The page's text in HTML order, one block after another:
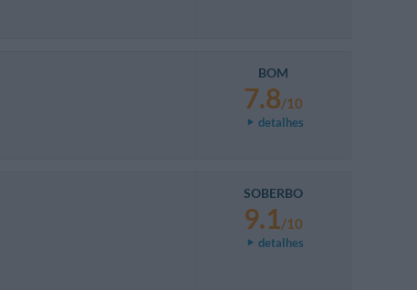
BOM
7.8/10
detalhes
SOBERBO
9.1/10
detalhes